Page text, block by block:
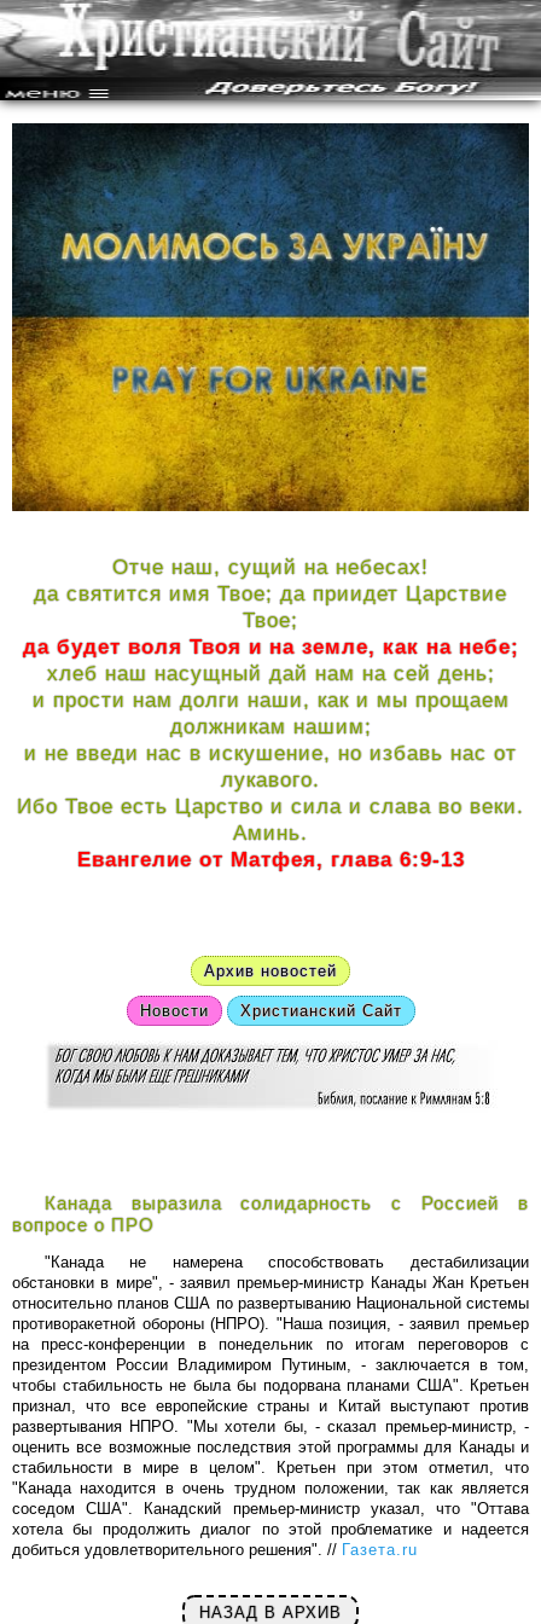
Отче наш, сущий на небесах!
да святится имя Твое; да приидет Царствие
Твое;
да будет воля Твоя и на земле, как на небе;
хлеб наш насущный дай нам на сей день;
и прости нам долги наши, как и мы прощаем
должникам нашим;
и не введи нас в искушение, но избавь нас от
лукавого.
Ибо Твое есть Царство и сила и слава во веки.
Аминь.
Евангелие от Матфея, глава 6:9-13
Архив новостей
Новости Христианский Сайт
Канада выразила солидарность с Россией в
вопросе о ПРО
"Канада не намерена способствовать дестабилизации
обстановки в мире", - заявил премьер-министр Канады Жан Кретьен
относительно планов США по развертыванию Национальной системы
противоракетной обороны (НПРО). "Наша позиция, - заявил премьер
на пресс-конференции в понедельник по итогам переговоров с
президентом России Владимиром Путиным, - заключается в том,
чтобы стабильность не была бы подорвана планами США". Кретьен
признал, что все европейские страны и Китай выступают против
развертывания НПРО. "Мы хотели бы, - сказал премьер-министр, -
оценить все возможные последствия этой программы для Канады и
стабильности в мире в целом". Кретьен при этом отметил, что
"Канада находится в очень трудном положении, так как является
соседом США". Канадский премьер-министр указал, что "Оттава
хотела бы продолжить диалог по этой проблематике и надеется
добиться удовлетворительного решения". // Газета.ru
НАЗАД В АРХИВ